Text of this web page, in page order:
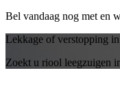
Bel vandaag nog meten
Lekkage of verstopping
Zoekt u riool leegzuigen